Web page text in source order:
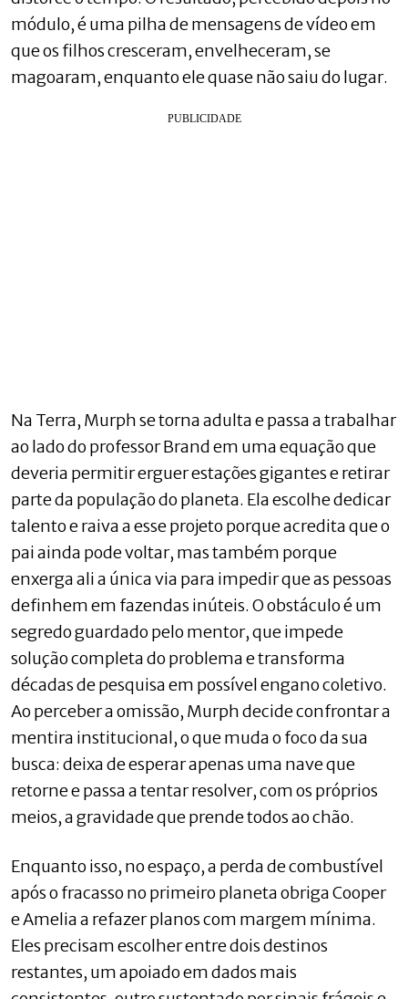
módulo, é uma pilha de mensagens de vídeo em
que os filhos cresceram, envelheceram, se
magoaram, enquanto ele quase não saiu do lugar.
Na Terra, Murph se torna adulta e passa a trabalhar
ao lado do professor Brand em uma equação que
deveria permitir erguer estações gigantes e retirar
parte da população do planeta. Ela escolhe dedicar
talento e raiva a esse projeto porque acredita que o
pai ainda pode voltar, mas também porque
enxerga ali a única via para impedir que as pessoas
definhem em fazendas inúteis. O obstáculo é um
segredo guardado pelo mentor, que impede
solução completa do problema e transforma
décadas de pesquisa em possível engano coletivo.
Ao perceber a omissão, Murph decide confrontar a
mentira institucional, o que muda o foco da sua
busca: deixa de esperar apenas uma nave que
retorne e passa a tentar resolver, com os próprios
meios, a gravidade que prende todos ao chão.
Enquanto isso, no espaço, a perda de combustível
após o fracasso no primeiro planeta obriga Cooper
e Amelia a refazer planos com margem mínima.
Eles precisam escolher entre dois destinos
restantes, um apoiado em dados mais